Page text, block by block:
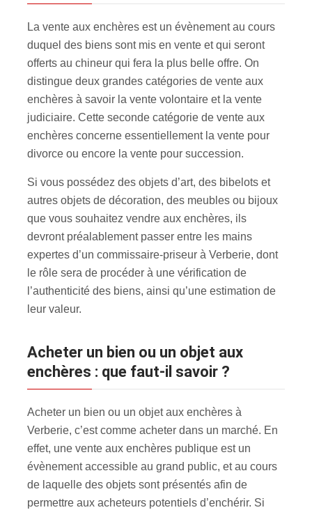
La vente aux enchères est un évènement au cours
duquel des biens sont mis en vente et qui seront
offerts au chineur qui fera la plus belle offre. On
distingue deux grandes catégories de vente aux
enchères à savoir la vente volontaire et la vente
judiciaire. Cette seconde catégorie de vente aux
enchères concerne essentiellement la vente pour
divorce ou encore la vente pour succession.
Si vous possédez des objets d’art, des bibelots et
autres objets de décoration, des meubles ou bijoux
que vous souhaitez vendre aux enchères, ils
devront préalablement passer entre les mains
expertes d’un commissaire-priseur à Verberie, dont
le rôle sera de procéder à une vérification de
l’authenticité des biens, ainsi qu’une estimation de
leur valeur.
Acheter un bien ou un objet aux
enchères : que faut-il savoir ?
Acheter un bien ou un objet aux enchères à
Verberie, c’est comme acheter dans un marché. En
effet, une vente aux enchères publique est un
évènement accessible au grand public, et au cours
de laquelle des objets sont présentés afin de
permettre aux acheteurs potentiels d’enchérir. Si